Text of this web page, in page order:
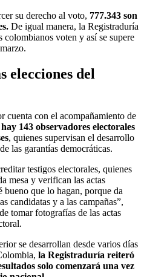
su derecho al voto, 777.343 son
De igual manera, la Registraduría
voten y así se supere
elecciones del
cuenta con el acompañamiento de
hay 143 observadores electorales
, quienes supervisan el desarrollo
las garantías democráticas.
testigos electorales, quienes
mesa y verifican las actas
bueno que lo hagan, porque da
candidatas y a las campañas”,
tomar fotografías de las actas
se desarrollan desde varios días
la Registraduría reiteró
solo comenzará una vez